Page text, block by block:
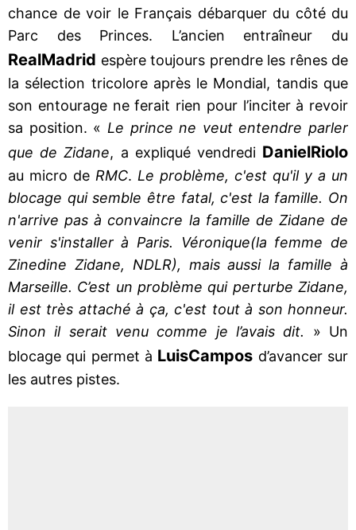
chance de voir le Français débarquer du côté du
Parc des Princes. L’ancien entraîneur du
RealMadrid espère toujours prendre les rênes de
la sélection tricolore après le Mondial, tandis que
son entourage ne ferait rien pour l’inciter à revoir
sa position. « Le prince ne veut entendre parler
que de Zidane, a expliqué vendredi DanielRiolo
au micro de RMC. Le problème, c'est qu'il y a un
blocage qui semble être fatal, c'est la famille. On
n'arrive pas à convaincre la famille de Zidane de
venir s'installer à Paris. Véronique(la femme de
Zinedine Zidane, NDLR), mais aussi la famille à
Marseille. C’est un problème qui perturbe Zidane,
il est très attaché à ça, c'est tout à son honneur.
Sinon il serait venu comme je l’avais dit. » Un
blocage qui permet à LuisCampos d’avancer sur
les autres pistes.